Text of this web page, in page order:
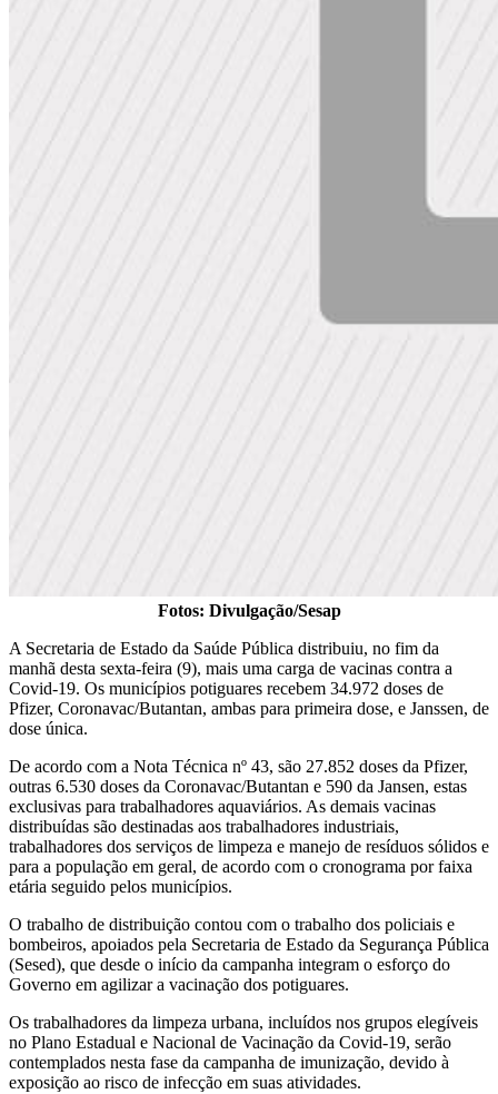
Fotos: Divulgação/Sesap
A Secretaria de Estado da Saúde Pública distribuiu, no fim da
manhã desta sexta-feira (9), mais uma carga de vacinas contra a
Covid-19. Os municípios potiguares recebem 34.972 doses de
Pfizer, Coronavac/Butantan, ambas para primeira dose, e Janssen, de
dose única.
De acordo com a Nota Técnica nº 43, são 27.852 doses da Pfizer,
outras 6.530 doses da Coronavac/Butantan e 590 da Jansen, estas
exclusivas para trabalhadores aquaviários. As demais vacinas
distribuídas são destinadas aos trabalhadores industriais,
trabalhadores dos serviços de limpeza e manejo de resíduos sólidos e
para a população em geral, de acordo com o cronograma por faixa
etária seguido pelos municípios.
O trabalho de distribuição contou com o trabalho dos policiais e
bombeiros, apoiados pela Secretaria de Estado da Segurança Pública
(Sesed), que desde o início da campanha integram o esforço do
Governo em agilizar a vacinação dos potiguares.
Os trabalhadores da limpeza urbana, incluídos nos grupos elegíveis
no Plano Estadual e Nacional de Vacinação da Covid-19, serão
contemplados nesta fase da campanha de imunização, devido à
exposição ao risco de infecção em suas atividades.